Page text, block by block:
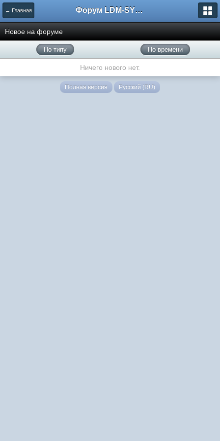
← Главная Форум LDM-SYSTEMS
Новое на форуме
По типу По времени
Ничего нового нет.
Полная версия Русский (RU)